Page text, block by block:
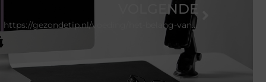
VOLGENDE
https://gezondetip.nl/voeding/het-belang-van-een-gebalanceerd-dieet/